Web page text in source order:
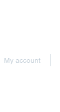
My account